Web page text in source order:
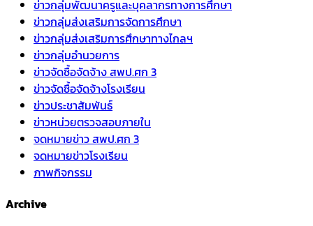
ข่าวกลุ่มพัฒนาครูและบุคลากรทางการศึกษา
ข่าวกลุ่มส่งเสริมการจัดการศึกษา
ข่าวกลุ่มส่งเสริมการศึกษาทางไกลฯ
ข่าวกลุ่มอำนวยการ
ข่าวจัดซื้อจัดจ้าง สพป.ศก 3
ข่าวจัดซื้อจัดจ้างโรงเรียน
ข่าวประชาสัมพันธ์
ข่าวหน่วยตรวจสอบภายใน
จดหมายข่าว สพป.ศก 3
จดหมายข่าวโรงเรียน
ภาพกิจกรรม
Archive